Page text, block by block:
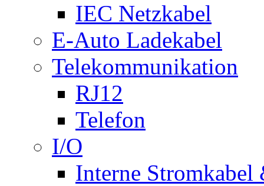
IEC Netzkabel
E-Auto Ladekabel
Telekommunikation
RJ12
Telefon
I/O
Interne Stromkabel